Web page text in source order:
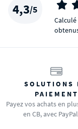
4,3/5
SOLUTIONS
PAIEMENT
Payez vos achats en
en CB, avec